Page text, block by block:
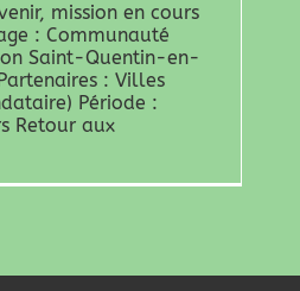
mission en cours
: Communauté
Saint-Quentin-en-
: Villes
Période :
Retour aux